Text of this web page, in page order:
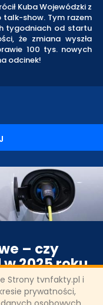
Strony tvnfakty.pl i
prywatności,
Kuba Wojewódzki z
talk-show. Tym razem
tygodniach od startu
że zmiana wyszła
100 tys. nowych
odcinek!
– czy
2025 roku
sobie zalety napędu